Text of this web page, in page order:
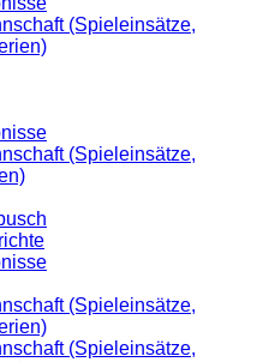
(Spieleinsätze,
(Spieleinsätze,
(Spieleinsätze,
(Spieleinsätze,